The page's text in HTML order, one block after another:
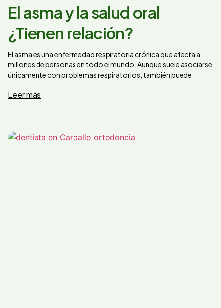
El asma y la salud oral
¿Tienen relación?
El asma es una enfermedad respiratoria crónica que afecta a
millones de personas en todo el mundo. Aunque suele asociarse
únicamente con problemas respiratorios, también puede
Leer más